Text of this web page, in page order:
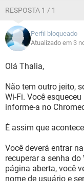
RESPOSTA 1 / 1
Perfil bloqueado
Atualizado em 3
Olá Thalia,
Não tem outro jeito,
Wi-Fi. Você
informe-a no
É assim que
Você deverá entrar
recuperar a senha
página aberta, você
nome de usuário e